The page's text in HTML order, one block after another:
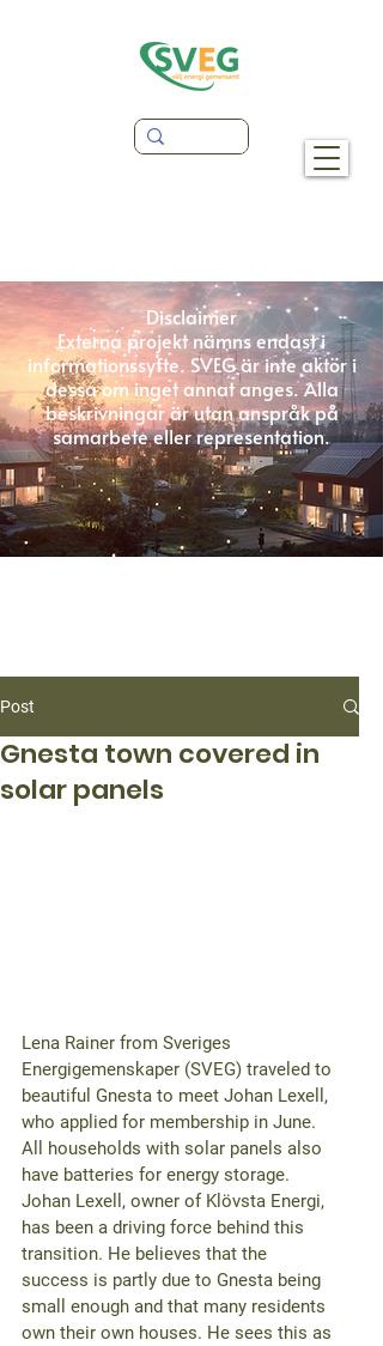
Disclaimer
Externa projekt nämns endast i
informationssyfte. SVEG är inte aktör i
dessa om inget annat anges. Alla
beskrivningar är utan anspråk på
samarbete eller representation.
Post
Gnesta town covered in
solar panels
Lena Rainer from Sveriges
Energigemenskaper (SVEG) traveled to
beautiful Gnesta to meet Johan Lexell ,
who applied for membership in June.
All households with solar panels also
have batteries for energy storage.
Johan Lexell, owner of Klövsta Energi,
has been a driving force behind this
transition. He believes that the
success is partly due to Gnesta being
small enough and that many residents
own their own houses. He sees this as